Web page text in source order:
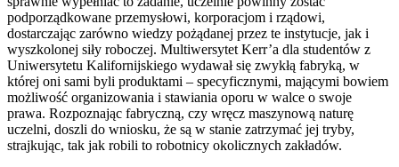
podporządkowane przemysłowi, korporacjom i rządowi,
dostarczając zarówno wiedzy pożądanej przez te instytucje, jak i
wyszkolonej siły roboczej. Multiwersytet Kerr’a dla studentów z
Uniwersytetu Kalifornijskiego wydawał się zwykłą fabryką, w
której oni sami byli produktami – specyficznymi, mającymi bowiem
możliwość organizowania i stawiania oporu w walce o swoje
prawa. Rozpoznając fabryczną, czy wręcz maszynową naturę
uczelni, doszli do wniosku, że są w stanie zatrzymać jej tryby,
strajkując, tak jak robili to robotnicy okolicznych zakładów.